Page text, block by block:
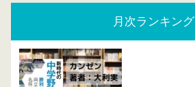
月次ランキング